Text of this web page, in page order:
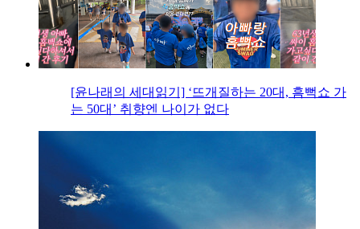
[윤나래의 세대읽기] ‘뜨개질하는 20대, 흠뻑쇼 가
는 50대’ 취향엔 나이가 없다